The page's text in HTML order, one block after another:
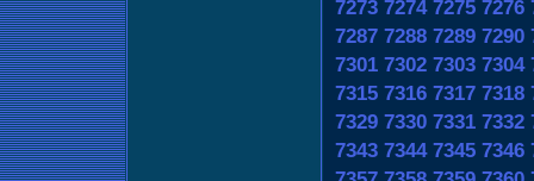
7273 7274 7275 7276
7287 7288 7289 7290
7301 7302 7303 7304
7315 7316 7317 7318
7329 7330 7331 7332
7343 7344 7345 7346